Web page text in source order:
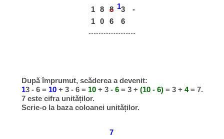
1 8 8 13
-
1 0 6 6
După împrumut, scăderea a devenit:
13 - 6 = 10+ 3 - 6 = 10+ 3 - 6= 3 + (10 - 6)= 3 + 4= 7.
7 este cifra unităților.
Scrie-o la baza coloanei unităților.
7